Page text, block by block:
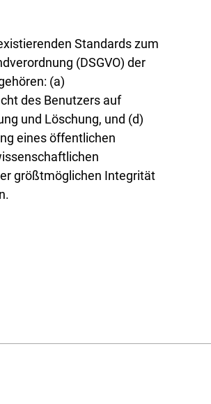
Standards zum
(DSGVO) der
(a)
des Benutzers auf
und Löschung, und (d)
eines öffentlichen
größtmöglichen Integrität